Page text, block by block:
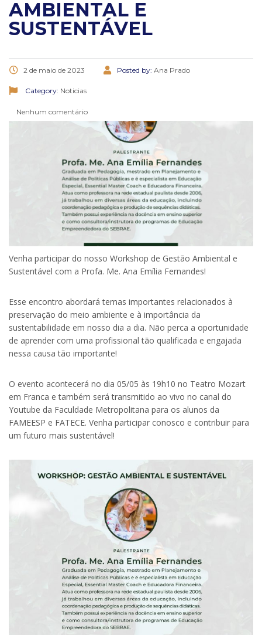
AMBIENTAL E
SUSTENTÁVEL
2 de maio de 2023 Posted by: Ana Prado
Category: Noticias
Nenhum comentário
Venha participar do nosso Workshop de Gestão Ambiental e
Sustentável com a Profa. Me. Ana Emília Fernandes!
Esse encontro abordará temas importantes relacionados à
preservação do meio ambiente e à importância da
sustentabilidade em nosso dia a dia. Não perca a oportunidade
de aprender com uma profissional tão qualificada e engajada
nessa causa tão importante!
O evento acontecerá no dia 05/05 às 19h10 no Teatro Mozart
em Franca e também será transmitido ao vivo no canal do
Youtube da Faculdade Metropolitana para os alunos da
FAMEESP e FATECE. Venha participar conosco e contribuir para
um futuro mais sustentável!